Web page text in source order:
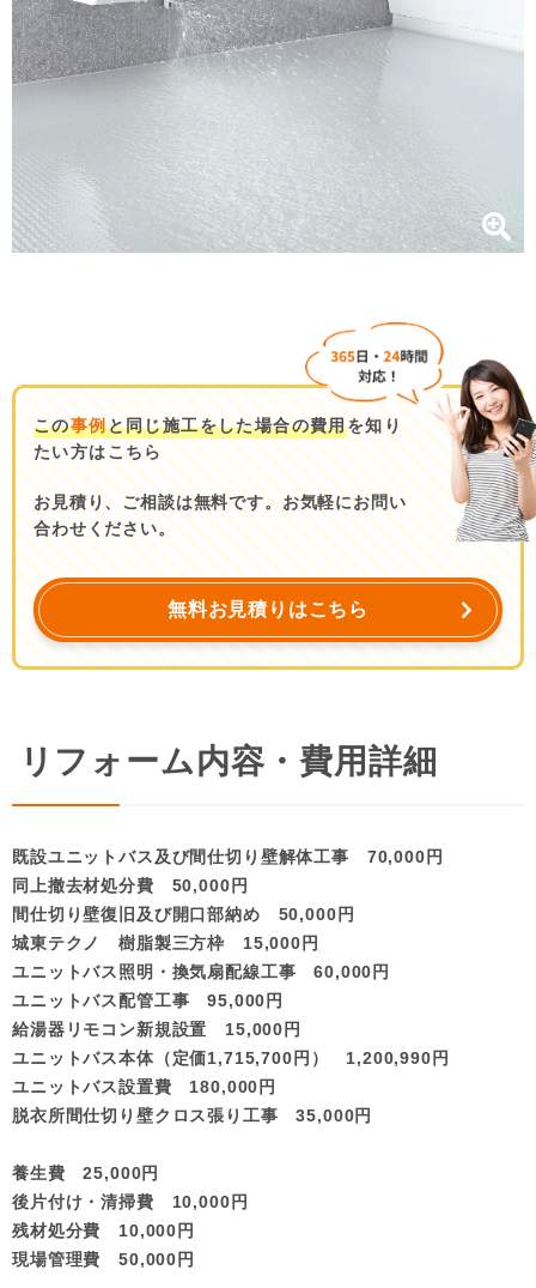
この事例と同じ施工をした場合の費用を知り
たい方はこちら
お見積り、ご相談は無料です。お気軽にお問い
合わせください。
無料お見積りはこちら
リフォーム内容・費用詳細
既設ユニットバス及び間仕切り壁解体工事 70,000円
同上撤去材処分費 50,000円
間仕切り壁復旧及び開口部納め 50,000円
城東テクノ 樹脂製三方枠 15,000円
ユニットバス照明・換気扇配線工事 60,000円
ユニットバス配管工事 95,000円
給湯器リモコン新規設置 15,000円
ユニットバス本体（定価1,715,700円） 1,200,990円
ユニットバス設置費 180,000円
脱衣所間仕切り壁クロス張り工事 35,000円
養生費 25,000円
後片付け・清掃費 10,000円
残材処分費 10,000円
現場管理費 50,000円